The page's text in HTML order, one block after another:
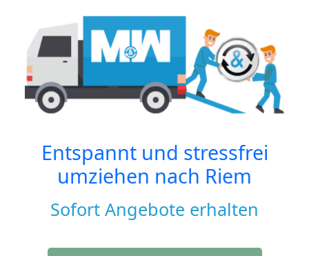
Entspannt und stressfrei
umziehen nach Riem
Sofort Angebote erhalten